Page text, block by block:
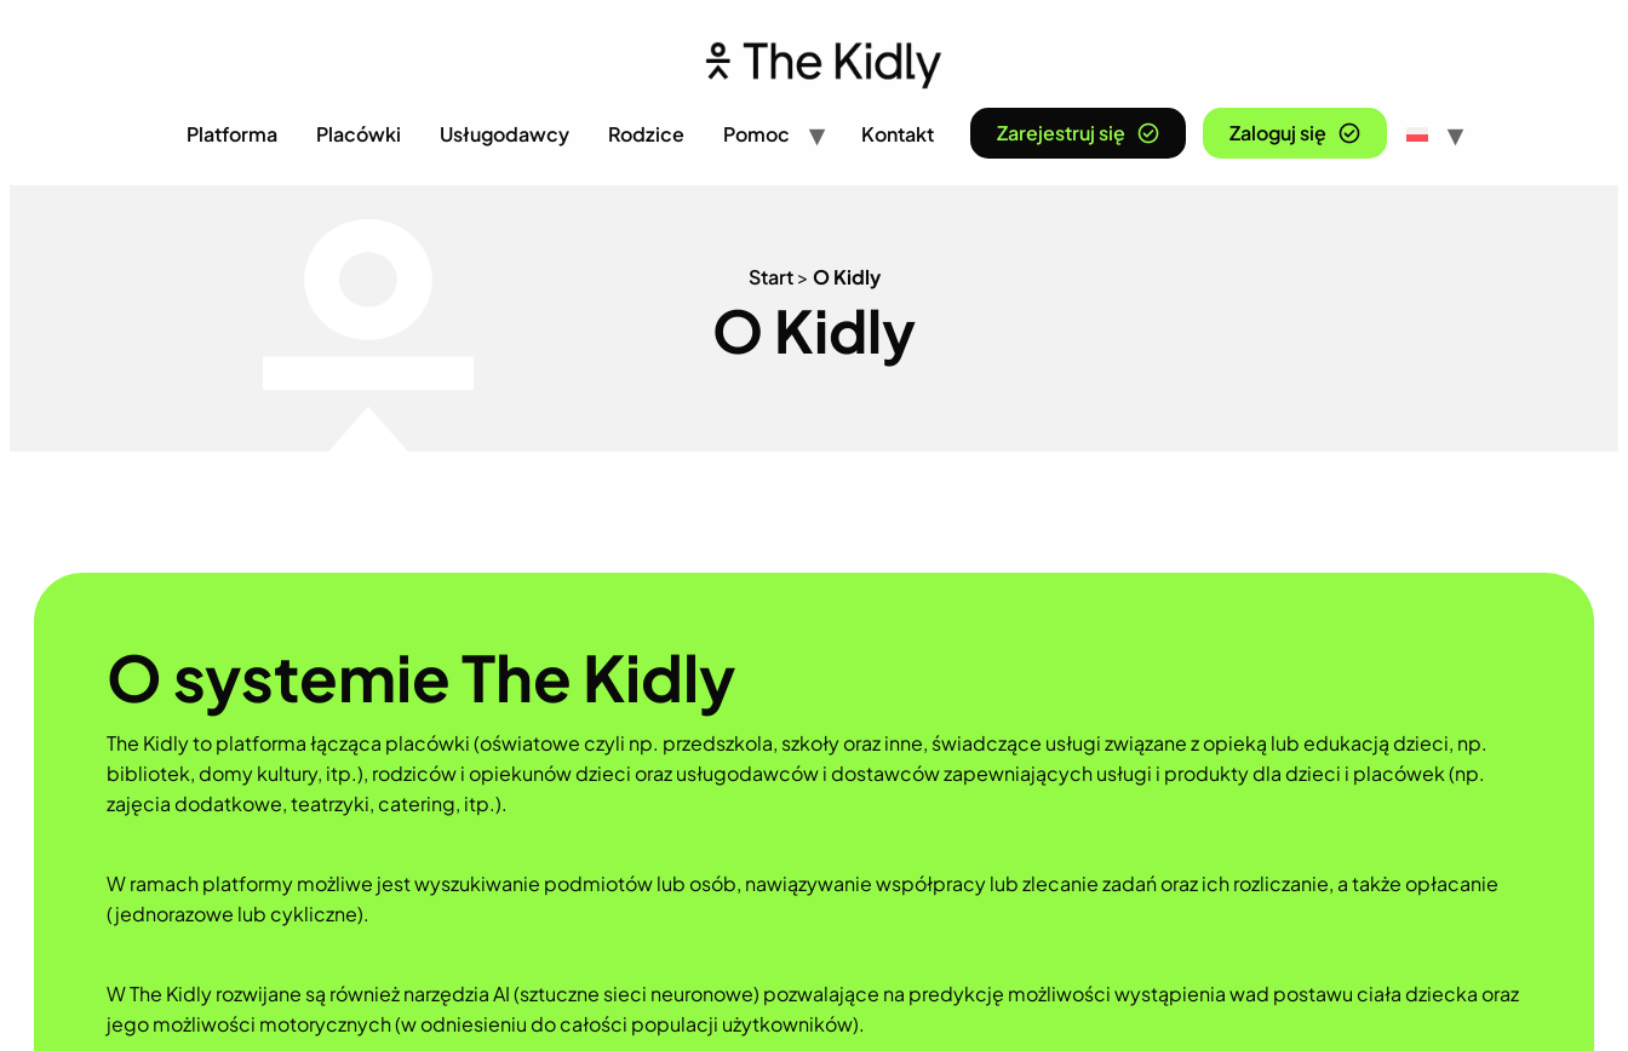
Platforma Placówki Usługodawcy Rodzice Pomoc Kontakt Zarejestruj się Zaloguj się
Start> O Kidly
O Kidly
O systemie The Kidly
The Kidly to platforma łącząca placówki (oświatowe czyli np. przedszkola, szkoły oraz inne, świadczące usługi związane z opieką lub edukacją dzieci, np.
bibliotek, domy kultury, itp.), rodziców i opiekunów dzieci oraz usługodawców i dostawców zapewniających usługi i produkty dla dzieci i placówek (np.
zajęcia dodatkowe, teatrzyki, catering, itp.).
W ramach platformy możliwe jest wyszukiwanie podmiotów lub osób, nawiązywanie współpracy lub zlecanie zadań oraz ich rozliczanie, a także opłacanie
(jednorazowe lub cykliczne).
W The Kidly rozwijane są również narzędzia AI (sztuczne sieci neuronowe) pozwalające na predykcję możliwości wystąpienia wad postawu ciała dziecka oraz
jego możliwości motorycznych (w odniesieniu do całości populacji użytkowników).